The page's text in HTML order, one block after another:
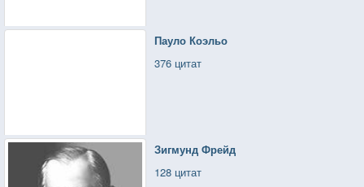
Пауло Коэльо
376 цитат
Зигмунд Фрейд
128 цитат